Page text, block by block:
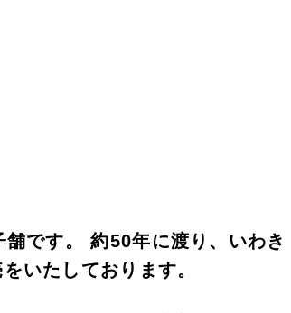
です。 約50年に渡り、いわき
いたしております。